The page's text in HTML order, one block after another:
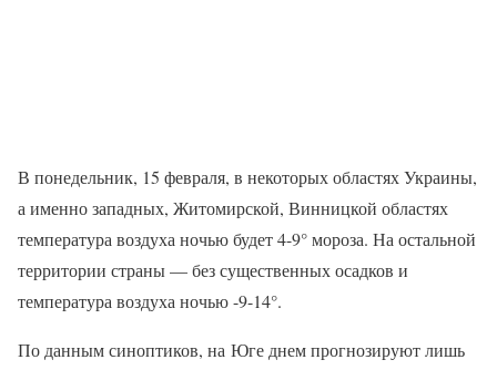
В понедельник, 15 февраля, в некоторых областях Украины,
а именно западных, Житомирской, Винницкой областях
температура воздуха ночью будет 4-9° мороза. На остальной
территории страны — без существенных осадков и
температура воздуха ночью -9-14°.
По данным синоптиков, на Юге днем ​​прогнозируют лишь